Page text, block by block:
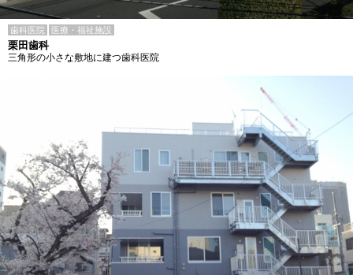
歯科医院 医療・福祉施設
栗田歯科
三角形の小さな敷地に建つ歯科医院